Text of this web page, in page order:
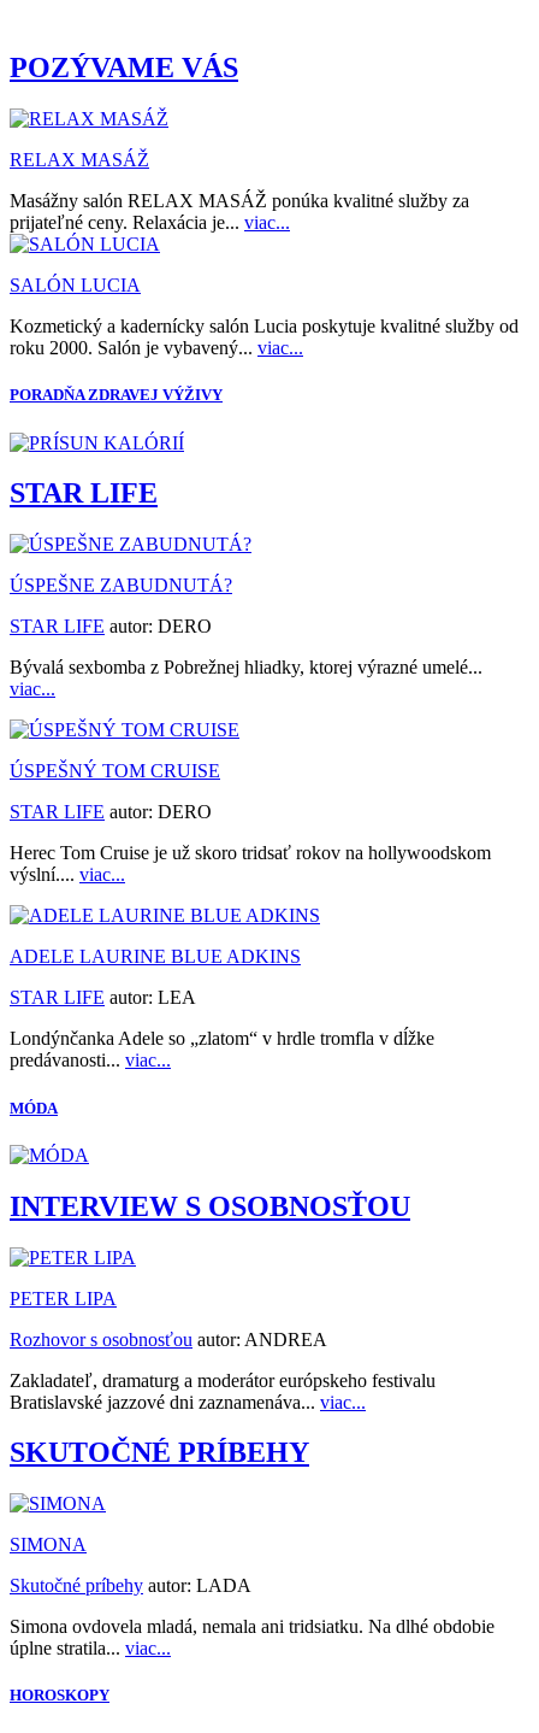
POZÝVAME VÁS
RELAX MASÁŽ
Masážny salón RELAX MASÁŽ ponúka kvalitné služby za
prijateľné ceny. Relaxácia je... viac...
SALÓN LUCIA
Kozmetický a kadernícky salón Lucia poskytuje kvalitné služby od
roku 2000. Salón je vybavený... viac...
PORADŇA ZDRAVEJ VÝŽIVY
STAR LIFE
ÚSPEŠNE ZABUDNUTÁ?
STAR LIFE autor: DERO
Bývalá sexbomba z Pobrežnej hliadky, ktorej výrazné umelé...
viac...
ÚSPEŠNÝ TOM CRUISE
STAR LIFE autor: DERO
Herec Tom Cruise je už skoro tridsať rokov na hollywoodskom
výslní.... viac...
ADELE LAURINE BLUE ADKINS
STAR LIFE autor: LEA
Londýnčanka Adele so „zlatom“ v hrdle tromfla v dĺžke
predávanosti... viac...
MÓDA
INTERVIEW S OSOBNOSŤOU
PETER LIPA
Rozhovor s osobnosťou autor: ANDREA
Zakladateľ, dramaturg a moderátor európskeho festivalu
Bratislavské jazzové dni zaznamenáva... viac...
SKUTOČNÉ PRÍBEHY
SIMONA
Skutočné príbehy autor: LADA
Simona ovdovela mladá, nemala ani tridsiatku. Na dlhé obdobie
úplne stratila... viac...
HOROSKOPY